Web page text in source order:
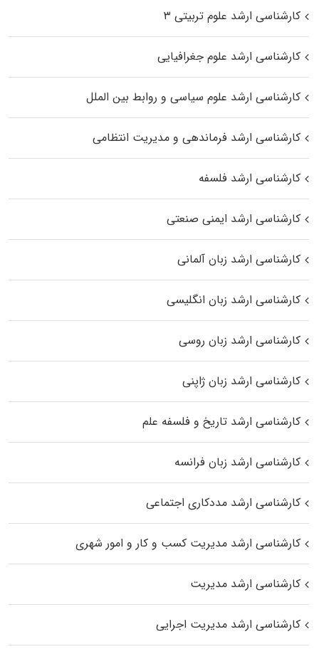
کارشناسی ارشد علوم تربیتی ۳
کارشناسی ارشد علوم جغرافیایی
کارشناسی ارشد علوم سیاسی و روابط بین الملل
کارشناسی ارشد فرماندهی و مدیریت انتظامی
کارشناسی ارشد فلسفه
کارشناسی ارشد ایمنی صنعتی
کارشناسی ارشد زبان آلمانی
کارشناسی ارشد زبان انگلیسی
کارشناسی ارشد زبان روسی
کارشناسی ارشد زبان ژاپنی
کارشناسی ارشد تاریخ و فلسفه علم
کارشناسی ارشد زبان فرانسه
کارشناسی ارشد مددکاری اجتماعی
کارشناسی ارشد مدیریت کسب و کار و امور شهری
کارشناسی ارشد مدیریت
کارشناسی ارشد مدیریت اجرایی